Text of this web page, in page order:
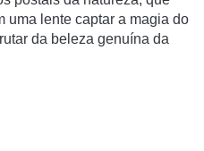
uma lente captar a magia do
da beleza genuína da